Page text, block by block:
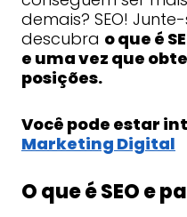
demais? SEO!
descubra o que é
e uma vez que
posições.
Você pode estar
Marketing Digital
O que é SEO e